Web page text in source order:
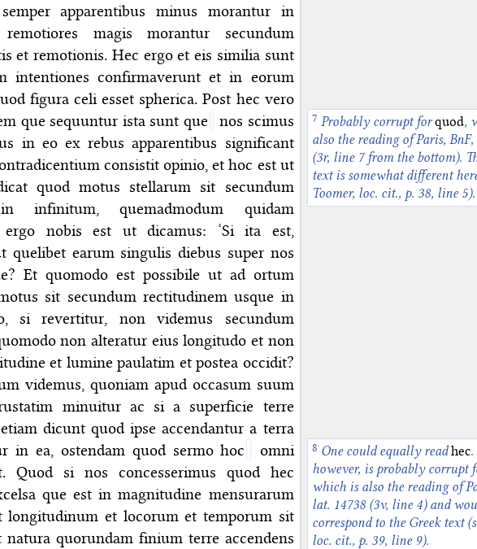
apparentibus minus morantur in
magis morantur secundum
et remotionis. Hec ergo et eis similia sunt
intentiones confirmaverunt et in eorum
figura celi esset spherica. Post hec vero
que sequuntur ista sunt que
Probably corrupt forquod,
also the reading of Paris,
(3r, line 7 from the bottom).
text is somewhat different
Toomer, loc. cit., p. 38, line 5).
nos scimus
in eo ex rebus apparentibus significant
consistit opinio, et hoc est ut
quod motus stellarum sit secundum
infinitum, quemadmodum quidam
ergo nobis est ut dicamus: ‘Si ita est,
quelibet earum singulis diebus super nos
Et quomodo est possibile ut ad ortum
sit secundum rectitudinem usque in
si revertitur, non videmus secundum
non alteratur eius longitudo et non
et lumine paulatim et postea occidit?
videmus, quoniam apud occasum suum
minuitur ac si a superficie terre
dicunt quod ipse accendantur a terra
in ea, ostendam quod sermo hoc
One could equally readhec.
however, is probably corrupt
which is also the reading of
lat. 14738 (3v, line 4) and
correspond to the Greek text
loc. cit., p. 39, line 9).
omni
Quod si nos concesserimus quod hec
que est in magnitudine mensurarum
longitudinum et locorum et temporum sit
natura quorundam finium terre accendens